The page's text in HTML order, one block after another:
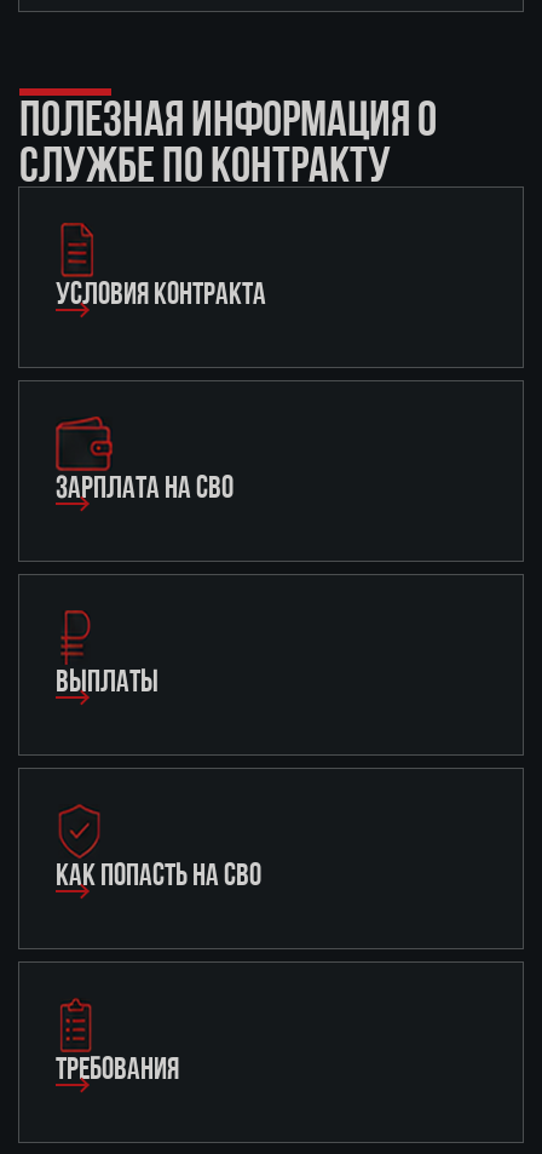
ПОЛЕЗНАЯ ИНФОРМАЦИЯ О
СЛУЖБЕ ПО КОНТРАКТУ
УСЛОВИЯ КОНТРАКТА
ЗАРПЛАТА НА СВО
ВЫПЛАТЫ
КАК ПОПАСТЬ НА СВО
ТРЕБОВАНИЯ